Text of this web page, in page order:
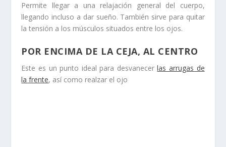
Permite llegar a una relajación general del cuerpo,
llegando incluso a dar sueño. También sirve para quitar
la tensión a los músculos situados entre los ojos.
POR ENCIMA DE LA CEJA, AL CENTRO
Este es un punto ideal para desvanecerlas arrugas de
la frente, así como realzar el ojo